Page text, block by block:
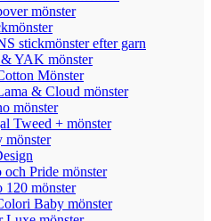
mönster
stickmönster efter garn
YAK mönster
Mönster
& Cloud mönster
mönster
Tweed + mönster
mönster
Pride mönster
120 mönster
Baby mönster